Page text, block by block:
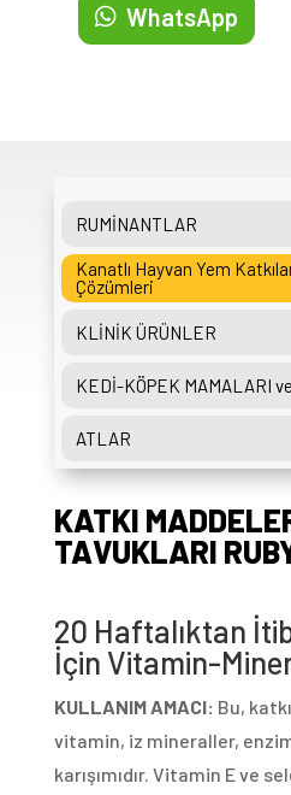
WhatsApp
RUMİNANTLAR
Kanatlı Hayvan Yem
Çözümleri
KLİNİK ÜRÜNLER
KEDİ-KÖPEK MAMALARI
ATLAR
KATKI
TAVUKLARI
20 Haftalıktan
İçin Vitamin-
KULLANIM AMACI: Bu,
vitamin, iz mineraller,
karışımıdır. Vitamin E ve